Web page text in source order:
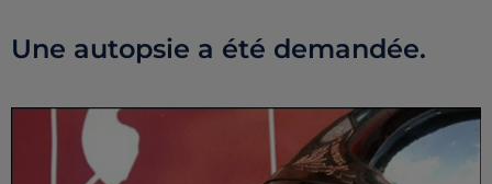
Une autopsie a été demandée.